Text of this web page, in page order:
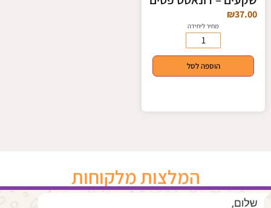
₪37.00
מחיר ליחידה
הוספה לסל
המלצות מלקוחות